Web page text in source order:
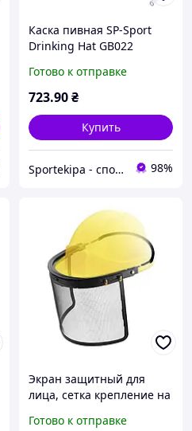
Каска пивная SP-Sport
Drinking Hat GB022
Готово к отправке
723.90₴
Купить
Sportekipa - спортивні товари 98%
Экран защитный для
лица, сетка крепление на
Готово к отправке